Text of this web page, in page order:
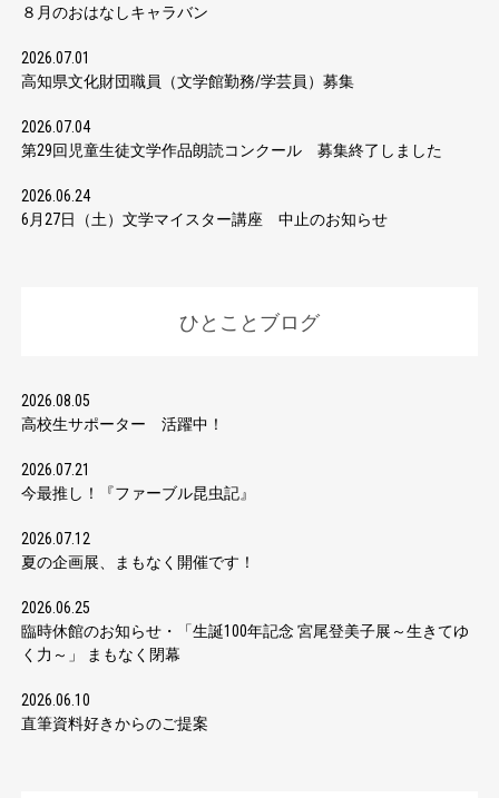
８月のおはなしキャラバン
2026.07.01
高知県文化財団職員（文学館勤務/学芸員）募集
2026.07.04
第29回児童生徒文学作品朗読コンクール 募集終了しました
2026.06.24
6月27日（土）文学マイスター講座 中止のお知らせ
ひとことブログ
2026.08.05
高校生サポーター 活躍中！
2026.07.21
今最推し！『ファーブル昆虫記』
2026.07.12
夏の企画展、まもなく開催です！
2026.06.25
臨時休館のお知らせ・「生誕100年記念 宮尾登美子展～生きてゆ
く力～」 まもなく閉幕
2026.06.10
直筆資料好きからのご提案